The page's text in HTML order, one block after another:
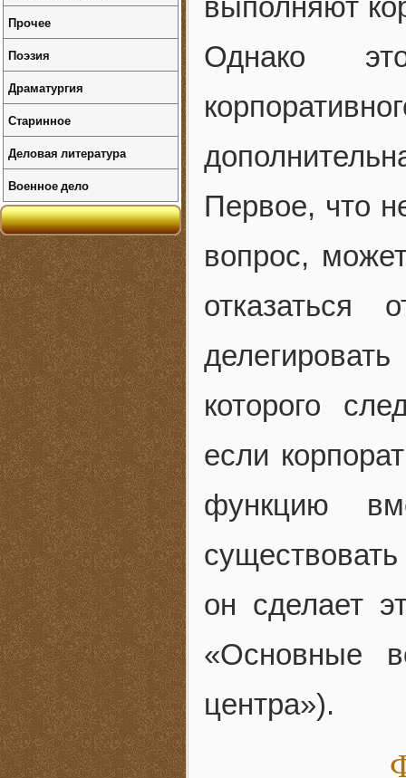
выполняют
Однако
Первое, что
вопрос,
которого
если
функцию
он сделает
«Основные
центра»).
Прочее
Поэзия
Драматургия
Старинное
Деловая литература
Военное дело